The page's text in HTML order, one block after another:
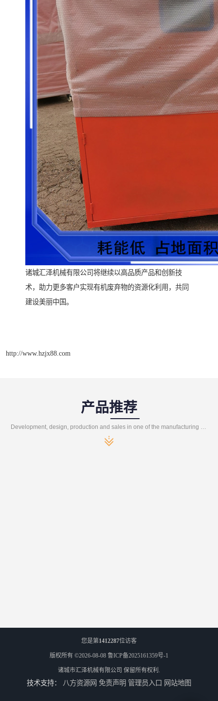
诸城汇泽机械有限公司将继续以高品质产品和创新技
术，助力更多客户实现有机废弃物的资源化利用，共同
建设美丽中国。
http://www.hzjx88.com
产品推荐
您是第1412287位访客
版权所有 ©2026-08-08 鲁ICP备2025161359号-1
诸城市汇泽机械有限公司 保留所有权利.
技术支持： 八方资源网 免责声明 管理员入口 网站地图